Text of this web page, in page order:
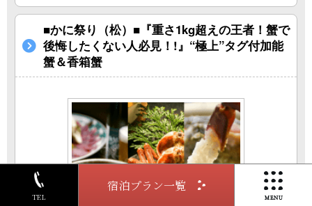
TEL
宿泊プラン一覧
■かに祭り（松）■『重さ1kg超えの王者！蟹で
後悔したくない人必見！!』“極上”タグ付加能
蟹＆香箱蟹
この